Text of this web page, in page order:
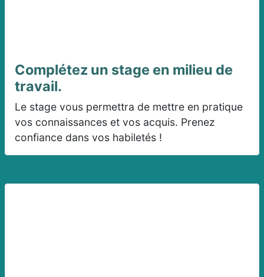
Complétez un stage en milieu de
travail.
Le stage vous permettra de mettre en pratique
vos connaissances et vos acquis. Prenez
confiance dans vos habiletés !